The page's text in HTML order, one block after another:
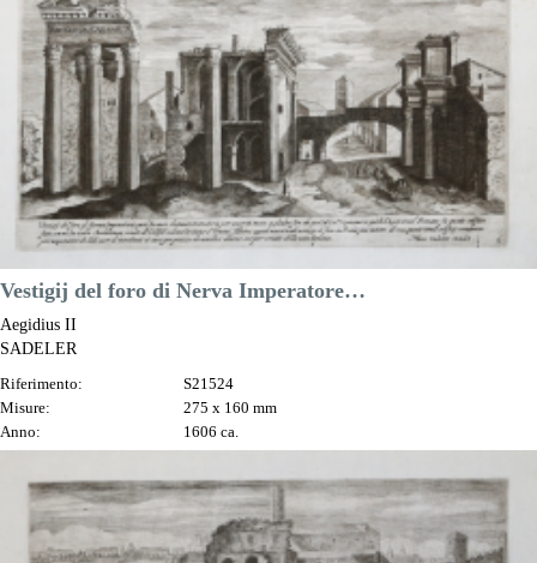
Anteprima
DESCRIZIONE
Vestigij del foro di Nerva Imperatore…
Aegidius II
SADELER
Riferimento:
S21524
Misure:
275 x 160 mm
Anno:
1606 ca.
Prezzo
130,00 €
Anteprima